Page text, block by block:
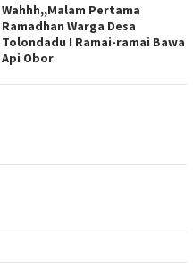
Wahhh,,Malam Pertama
Ramadhan Warga Desa
Tolondadu I Ramai-ramai Bawa
Api Obor